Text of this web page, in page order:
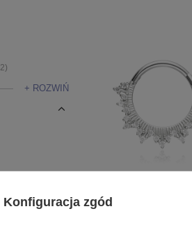
2
+ ROZWIŃ
Kolczyk clicker z białymi
Konfiguracja zgód